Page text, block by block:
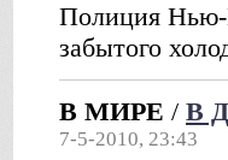
Полиция Нью-
забытого
В МИРЕ / В
7-5-2010, 23:43